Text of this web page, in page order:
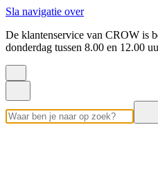
Sla navigatie over
De klantenservice van CROW is
donderdag tussen 8.00 en 12.00